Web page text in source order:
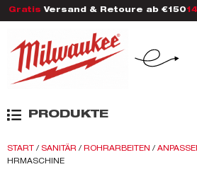
Gratis Versand & Retoure ab €150
PRODUKTE
START / SANITÄR / ROHRARBEITEN /
HRMASCHINE